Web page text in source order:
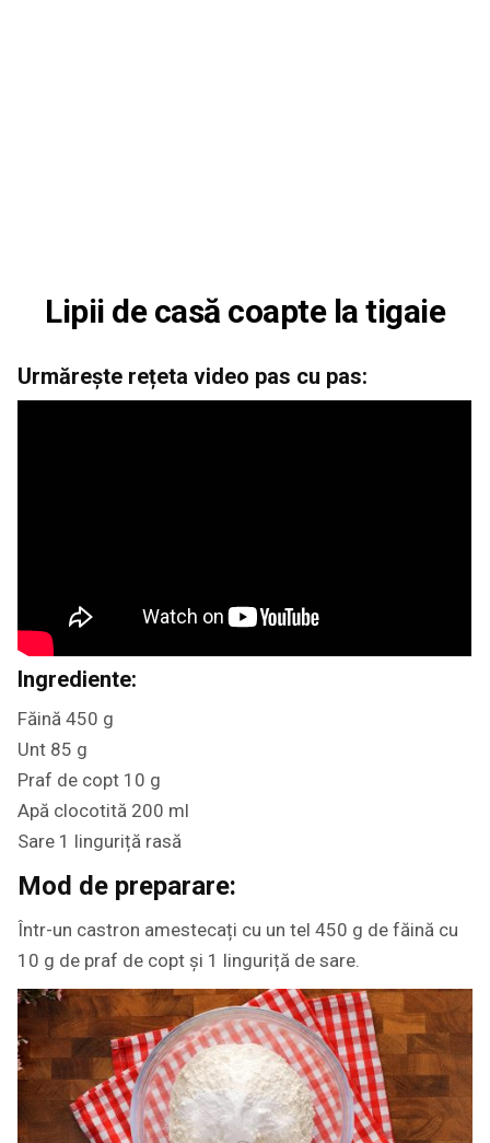
Lipii de casă coapte la tigaie
Urmărește rețeta video pas cu pas:
Ingrediente:
Făină 450 g
Unt 85 g
Praf de copt 10 g
Apă clocotită 200 ml
Sare 1 linguriță rasă
Mod de preparare:
Într-un castron amestecați cu un tel 450 g de făină cu
10 g de praf de copt și 1 linguriță de sare.